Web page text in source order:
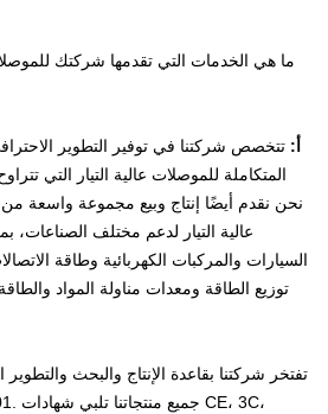
أ: تتخصص شركتنا في توفير التطوير
نحن نقدم أيضًا إنتاج وبيع مجموعة واسعة
السيارات والمركبات الكهربائية وطاقة
توزيع الطاقة ومعدات مناولة المواد
تفتخر شركتنا بقاعدة الإنتاج والبحث